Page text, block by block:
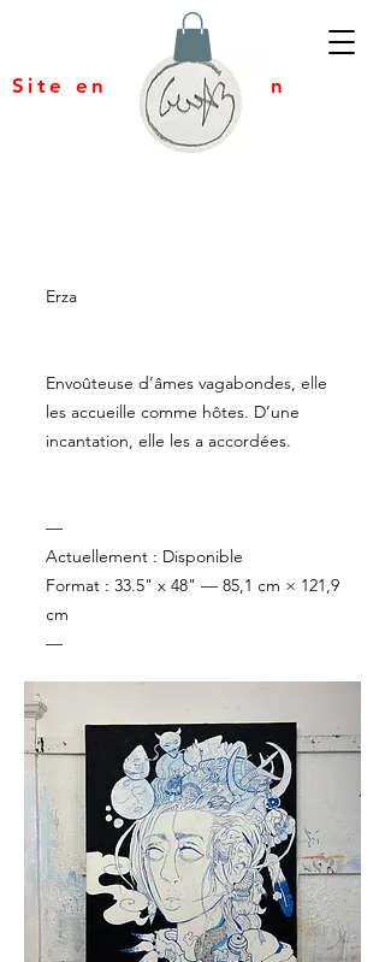
Site en construction
Erza
Envoûteuse d’âmes vagabondes, elle
les accueille comme hôtes. D’une
incantation, elle les a accordées.
—
Actuellement : Disponible
Format : 33.5" x 48" — 85,1 cm × 121,9
cm
—